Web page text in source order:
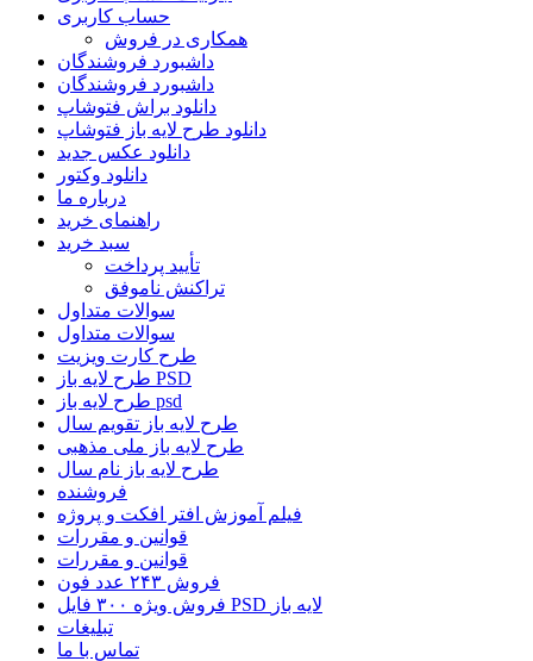
حساب کاربری
همکاری در فروش
داشبورد فروشندگان
داشبورد فروشندگان
دانلود براش فتوشاپ
دانلود طرح لایه باز فتوشاپ
دانلود عکس جدید
دانلود وکتور
درباره ما
راهنمای خرید
سبد خرید
تأیید پرداخت
تراکنش ناموفق
سوالات متداول
سوالات متداول
طرح کارت ویزیت
طرح لایه باز PSD
طرح لایه باز psd
طرح لایه باز تقویم سال
طرح لایه باز ملی مذهبی
طرح لایه باز نام سال
فروشنده
فیلم آموزش افتر افکت و پروژه
قوانین و مقررات
قوانین و مقررات
فروش ۲۴۳ عدد فون
فروش ویژه ۳۰۰ فایل PSD لایه باز
تبلیغات
تماس با ما